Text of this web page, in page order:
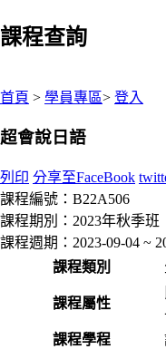
課程查詢
首頁 > 學員專區> 登入
超會說日語
列印 分享至FaceBook
課程編號： B22A506
課程期別： 2023年秋季班
課程週期： 2023-09-04 ~
課程類別
課程屬性
課程學程